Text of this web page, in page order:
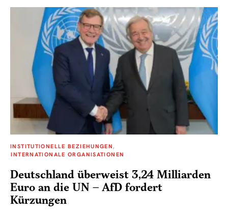
INSTITUTIONELLE BEZIEHUNGEN
INTERNATIONALE ORGANISATIONEN
Deutschland überweist 3,24 Milliarden
Euro an die UN – AfD fordert
Kürzungen